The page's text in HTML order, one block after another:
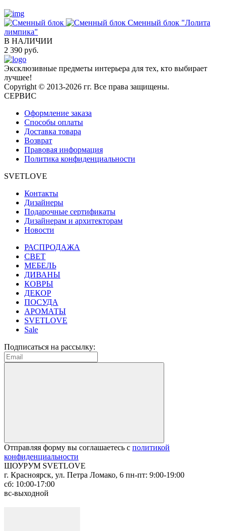
Сменный блок "Лолита
лимпика"
В НАЛИЧИИ
2 390 руб.
Эксклюзивные предметы интерьера для тех, кто выбирает
лучшее!
Copyright © 2013-2026 гг. Все права защищены.
СЕРВИС
Оформление заказа
Способы оплаты
Доставка товара
Возврат
Правовая информация
Политика конфиденциальности
SVETLOVE
Контакты
Дизайнеры
Подарочные сертификаты
Дизайнерам и архитекторам
Новости
РАСПРОДАЖА
CВЕТ
МЕБЕЛЬ
ДИВАНЫ
КОВРЫ
ДЕКОР
ПОСУДА
АРОМАТЫ
SVETLOVE
Sale
Подписаться на рассылку:
Отправляя форму вы соглашаетесь с политикой
конфиденциальности
ШОУРУМ SVETLOVE
г. Красноярск, ул. Петра Ломако, 6 пн-пт: 9:00-19:00
сб: 10:00-17:00
вс-выходной